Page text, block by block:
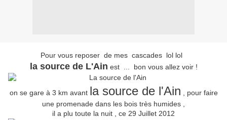
Pour vous reposer de mes cascades lol lol
la source de L'Ain est ... bon vous allez voir !
on se gare à 3 km avant la source de l'Ain , pour faire
une promenade dans les bois très humides ,
il a plu toute la nuit , ce 29 Juillet 2012